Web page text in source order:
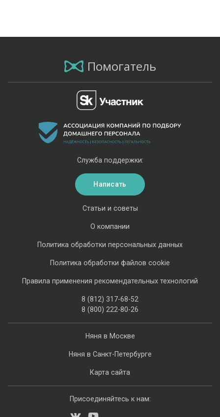
Помогатель
Няня в Москве
Няня в Санкт-Петербурге
Карта сайта
Статьи и советы
О компании
Политика обработки персональных данных
Политика обработки файлов cookie
Правила применения рекомендательных технологий
8 (812) 317-68-52
8 (800) 222-80-26
Служба поддержки:
Написать
Присоединяйтесь к нам: